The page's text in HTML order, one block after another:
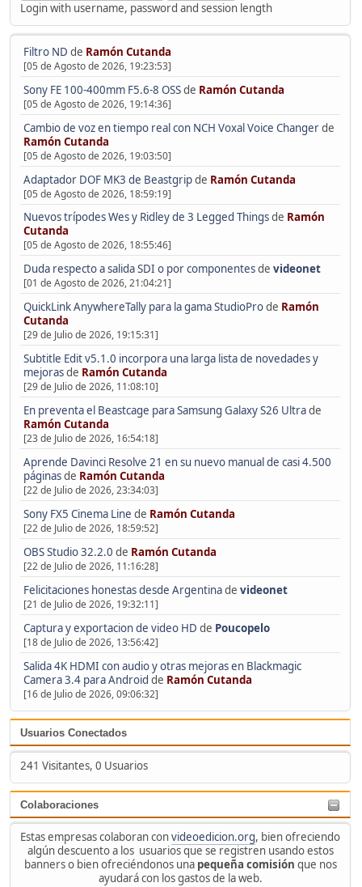
Login with username, password and session length
Filtro ND de Ramón Cutanda
[05 de Agosto de 2026, 19:23:53]
Sony FE 100-400mm F5.6-8 OSSde Ramón Cutanda
[05 de Agosto de 2026, 19:14:36]
Cambio de voz en tiempo real con NCH Voxal Voice Changerde
Ramón Cutanda
[05 de Agosto de 2026, 19:03:50]
Adaptador DOF MK3 de Beastgripde Ramón Cutanda
[05 de Agosto de 2026, 18:59:19]
Nuevos trípodes Wes y Ridley de 3 Legged Thingsde Ramón
Cutanda
[05 de Agosto de 2026, 18:55:46]
Duda respecto a salida SDI o por componentesde videonet
[01 de Agosto de 2026, 21:04:21]
QuickLink AnywhereTally para la gama StudioProde Ramón
Cutanda
[29 de Julio de 2026, 19:15:31]
Subtitle Edit v5.1.0 incorpora una larga lista de novedades y
mejorasde Ramón Cutanda
[29 de Julio de 2026, 11:08:10]
En preventa el Beastcage para Samsung Galaxy S26 Ultrade
Ramón Cutanda
[23 de Julio de 2026, 16:54:18]
Aprende Davinci Resolve 21 en su nuevo manual de casi 4.500
páginasde Ramón Cutanda
[22 de Julio de 2026, 23:34:03]
Sony FX5 Cinema Line de Ramón Cutanda
[22 de Julio de 2026, 18:59:52]
OBS Studio 32.2.0 de Ramón Cutanda
[22 de Julio de 2026, 11:16:28]
Felicitaciones honestas desde Argentinade videonet
[21 de Julio de 2026, 19:32:11]
Captura y exportacion de video HD de Poucopelo
[18 de Julio de 2026, 13:56:42]
Salida 4K HDMI con audio y otras mejoras en Blackmagic
Camera 3.4 para Android de Ramón Cutanda
[16 de Julio de 2026, 09:06:32]
Usuarios Conectados
241 Visitantes, 0 Usuarios
Colaboraciones
Estas empresas colaboran convideoedicion.org, bien ofreciendo
algún descuento a los usuarios que se registren usando estos
banners o bien ofreciéndonos una pequeña comisión que nos
ayudará con los gastos de la web.